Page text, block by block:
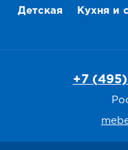
Детская
Кухня и
+7 (495)